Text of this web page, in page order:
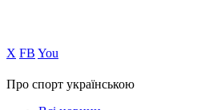
Х FB You
Про спорт українською